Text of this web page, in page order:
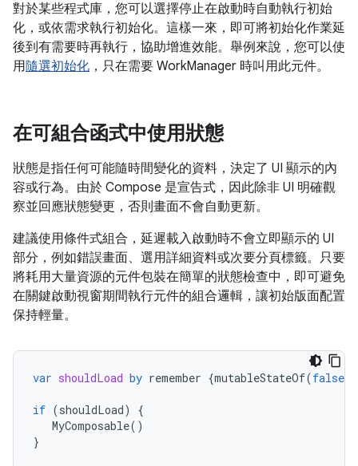
對於某些程式庫，您可以選擇停止在啟動時自動執行初始
化，或依需求執行初始化。這樣一來，即可將初始化作業延
後到有需要時再執行，協助增進效能。舉例來說，您可以使
用隨選初始化 ，只在需要 WorkManager 時叫用此元件。
在可組合函式中使用狀態
狀態是指任何可能隨時間變化的資料，決定了 UI 顯示的內
容或行為。由於 Compose 是宣告式，因此除非 UI 明確觀
察並回應狀態變更，否則畫面不會自動更新。
建議使用條件式組合，延遲載入啟動時不會立即顯示的 UI
部分，例如錯誤畫面、選用詳細資料或次要分頁標籤。只要
將耗用大量資源的元件包裝在簡單的狀態檢查中，即可避免
在關鍵啟動視窗期間執行元件的組合邏輯，讓初始版面配置
保持輕量。
var shouldLoad by remember {mutableStateOf(false
if (shouldLoad)
{
MyComposable()
}